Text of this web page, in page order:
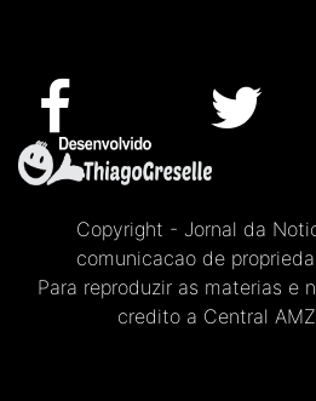
Copyright - Jornal da
comunicacao de
Para reproduzir as materias e
credito a Central